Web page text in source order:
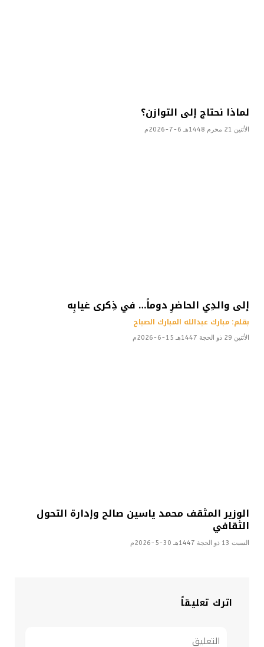
لماذا نحتاج إلى التوازن؟
الأثنين 21 محرم 1448هـ 6-7-2026م
إلى والدِي الحاضرِ دوماً… في ذِكرى غيابِه
بقلم: مبارك عبدالله المبارك الصباح
الأثنين 29 ذو الحجة 1447هـ 15-6-2026م
الوزير المثقف محمد ياسين صالح وإدارة التحول
الثقافي
السبت 13 ذو الحجة 1447هـ 30-5-2026م
اترك تعليقاً